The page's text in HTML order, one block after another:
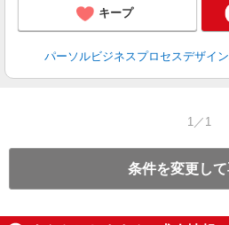
キープ
パーソルビジネスプロセスデザイ
1／1
条件を変更し